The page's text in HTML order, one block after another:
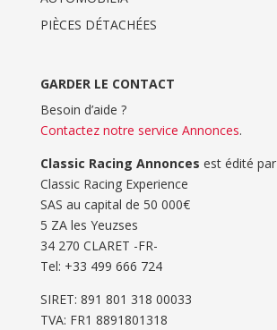
PIÈCES DÉTACHÉES
GARDER LE CONTACT
Besoin d’aide ?
Contactez notre service Annonces.
Classic Racing Annonces est édité par
Classic Racing Experience
SAS au capital de 50 000€
5 ZA les Yeuzses
34 270 CLARET -FR-
Tel: ‭+33 499 666 724‬
SIRET: 891 801 318 00033
TVA: FR1 8891801318